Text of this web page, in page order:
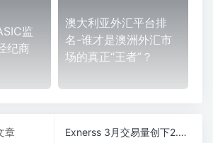
监
纪商
澳大利亚外汇平台排
名-谁才是澳洲外汇市
场的真正“王者”？
章
Exnerss 3月交易量创下2.48万亿美元的新高